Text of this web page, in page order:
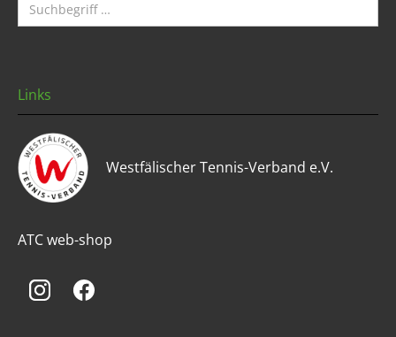
Links
Westfälischer Tennis-Verband e.V.
ATC web-shop